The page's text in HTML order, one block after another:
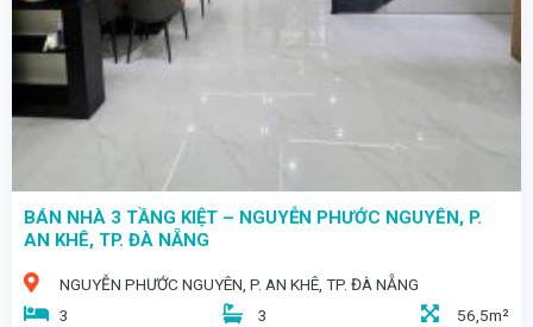
BÁN NHÀ 3 TẦNG KIỆT – NGUYỄN PHƯỚC NGUYÊN, P.
AN KHÊ, TP. ĐÀ NẴNG
NGUYỄN PHƯỚC NGUYÊN, P. AN KHÊ, TP. ĐÀ NẴNG
3
3 56,5m²